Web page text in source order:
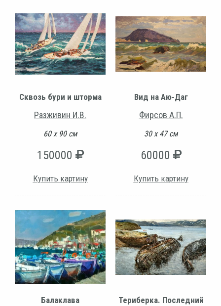
Сквозь бури и шторма
Разживин И.В.
60 х 90 см
150000
Купить картину
Вид на Аю-Даг
Фирсов А.П.
30 х 47 см
60000
Купить картину
Балаклава
Териберка. Последний